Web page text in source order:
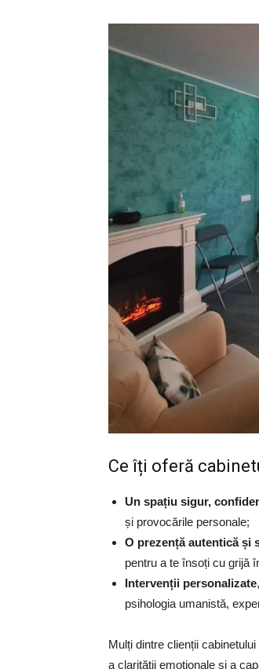
Ce îți oferă
Un spațiu sigur,
și provocările personale;
O prezență autenticăși
pentru a te însoți cu grijă
Intervenții personalizate
psihologia umanistă,
Mulți dintre clienții
a clarității emoționale și a